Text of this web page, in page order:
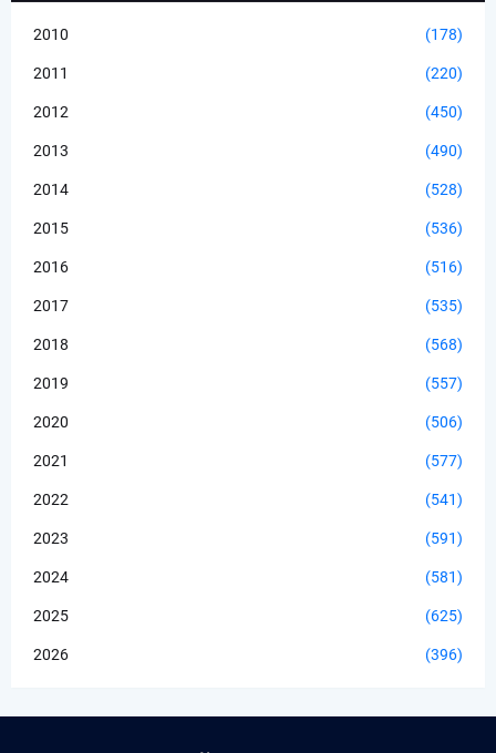
2010 (178)
2011 (220)
2012 (450)
2013 (490)
2014 (528)
2015 (536)
2016 (516)
2017 (535)
2018 (568)
2019 (557)
2020 (506)
2021 (577)
2022 (541)
2023 (591)
2024 (581)
2025 (625)
2026 (396)